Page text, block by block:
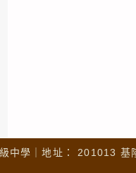
中學｜地址： 201013